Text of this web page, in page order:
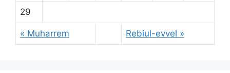
« Muharrem Rebiul-evvel »
29